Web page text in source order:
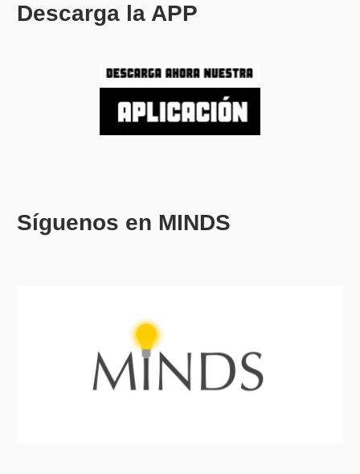
Descarga la APP
Síguenos en MINDS